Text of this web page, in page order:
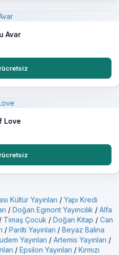
Avar
Love
Kültür Yayınları / Yapı Kredi
/ Doğan Egmont Yayıncılık / Alfa
/ Timaş Çocuk / Doğan Kitap / Can
/ Parıltı Yayınları / Beyaz Balina
Yayınları / Artemis Yayınları /
/ Epsilon Yayınları / Kırmızı